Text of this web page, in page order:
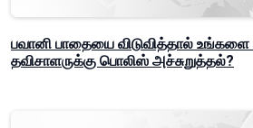
பவானி பாதையை விடுவித்தால்
தவிசாளருக்கு பொலிஸ் அச்சுறுத்தல்?